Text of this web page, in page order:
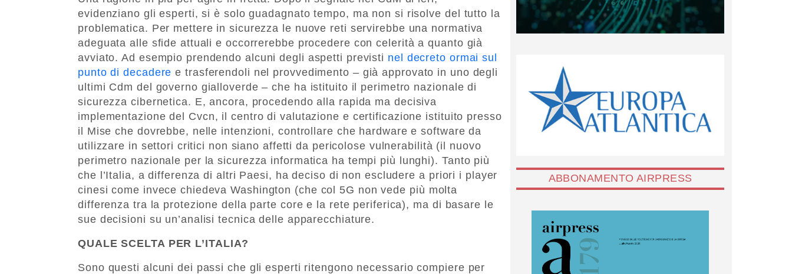
evidenziano gli esperti, si è solo guadagnato tempo, ma non si risolve del tutto la
problematica. Per mettere in sicurezza le nuove reti servirebbe una normativa
adeguata alle sfide attuali e occorrerebbe procedere con celerità a quanto già
avviato. Ad esempio prendendo alcuni degli aspetti previsti nel decreto ormai sul
punto di decadere e trasferendoli nel provvedimento – già approvato in uno degli
ultimi Cdm del governo gialloverde – che ha istituito il perimetro nazionale di
sicurezza cibernetica. E, ancora, procedendo alla rapida ma decisiva
implementazione del Cvcn, il centro di valutazione e certificazione istituito presso
il Mise che dovrebbe, nelle intenzioni, controllare che hardware e software da
utilizzare in settori critici non siano affetti da pericolose vulnerabilità (il nuovo
perimetro nazionale per la sicurezza informatica ha tempi più lunghi). Tanto più
che l’Italia, a differenza di altri Paesi, ha deciso di non escludere a priori i player
cinesi come invece chiedeva Washington (che col 5G non vede più molta
differenza tra la protezione della parte core e la rete periferica), ma di basare le
sue decisioni su un’analisi tecnica delle apparecchiature.
QUALE SCELTA PER L’ITALIA?
Sono questi alcuni dei passi che gli esperti ritengono necessario compiere per
ABBONAMENTO AIRPRESS